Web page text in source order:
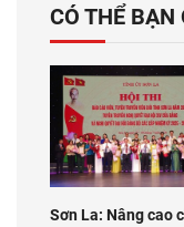
CÓ THỂ BẠN
Sơn La: Nâng cao